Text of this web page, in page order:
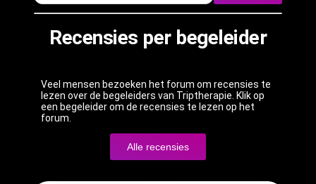
Recensies per begeleider
Veel mensen bezoeken het forum om recensies te
lezen over de begeleiders van Triptherapie. Klik op
een begeleider om de recensies te lezen op het
forum.
Alle recensies